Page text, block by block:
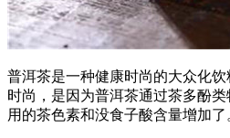
普洱茶是一种健康时尚的大众化饮
时尚，是因为普洱茶通过茶多酚
用的茶色素和没食子酸含量增加了